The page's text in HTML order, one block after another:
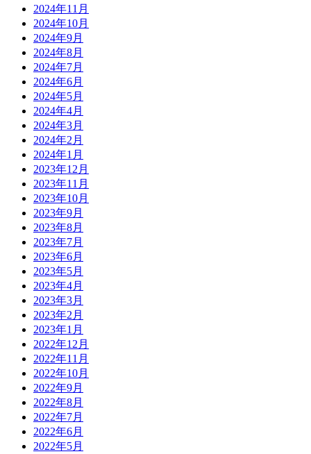
2024年11月
2024年10月
2024年9月
2024年8月
2024年7月
2024年6月
2024年5月
2024年4月
2024年3月
2024年2月
2024年1月
2023年12月
2023年11月
2023年10月
2023年9月
2023年8月
2023年7月
2023年6月
2023年5月
2023年4月
2023年3月
2023年2月
2023年1月
2022年12月
2022年11月
2022年10月
2022年9月
2022年8月
2022年7月
2022年6月
2022年5月